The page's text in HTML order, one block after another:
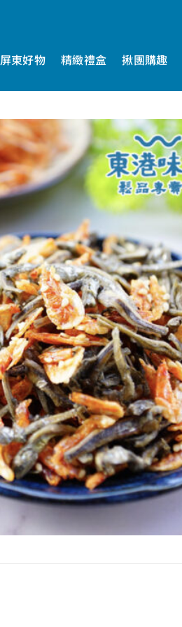
屏東好物 精緻禮盒 揪團購趣